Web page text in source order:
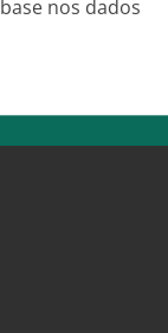
nos dados